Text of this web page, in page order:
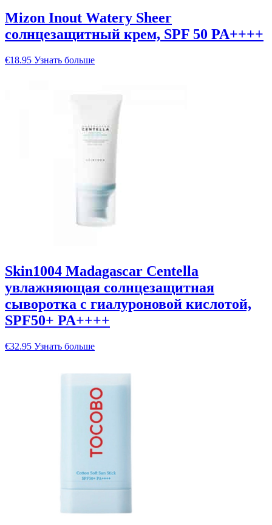
Mizon Inout Watery Sheer
солнцезащитный крем, SPF 50 PA++++
€18.95 Узнать больше
Skin1004 Madagascar Centella
увлажняющая солнцезащитная
сыворотка с гиалуроновой кислотой,
SPF50+ PA++++
€32.95 Узнать больше